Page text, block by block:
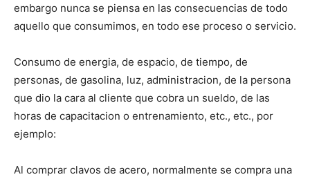
embargo nunca se piensa en las consecuencias de todo
aquello que consumimos, en todo ese proceso o servicio.
Consumo de energia, de espacio, de tiempo, de
personas, de gasolina, luz, administracion, de la persona
que dio la cara al cliente que cobra un sueldo, de las
horas de capacitacion o entrenamiento, etc., etc., por
ejemplo:
Al comprar clavos de acero, normalmente se compra una